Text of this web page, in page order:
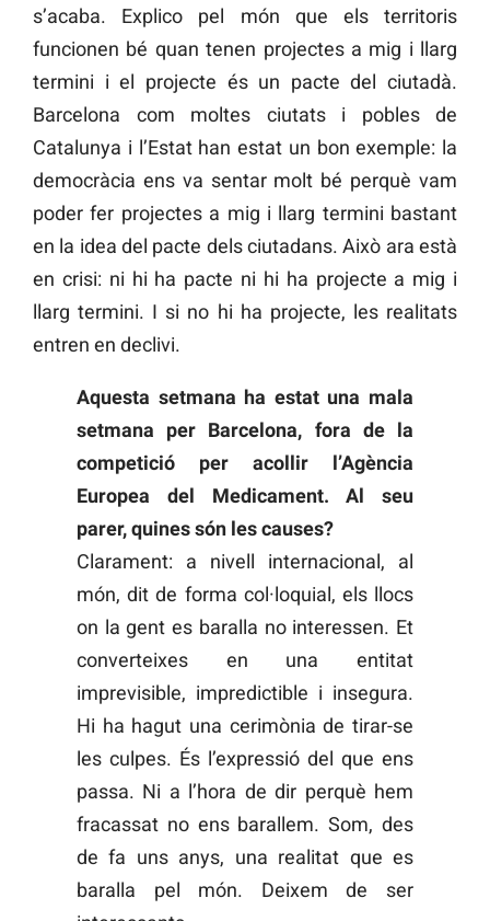
s’acaba. Explico pel món que els territoris
funcionen bé quan tenen projectes a mig i llarg
termini i el projecte és un pacte del ciutadà.
Barcelona com moltes ciutats i pobles de
Catalunya i l’Estat han estat un bon exemple: la
democràcia ens va sentar molt bé perquè vam
poder fer projectes a mig i llarg termini bastant
en la idea del pacte dels ciutadans. Això ara està
en crisi: ni hi ha pacte ni hi ha projecte a mig i
llarg termini. I si no hi ha projecte, les realitats
entren en declivi.
Aquesta setmana ha estat una mala
setmana per Barcelona, fora de la
competició per acollir l’Agència
Europea del Medicament. Al seu
parer, quines són les causes?
Clarament: a nivell internacional, al
món, dit de forma col·loquial, els llocs
on la gent es baralla no interessen. Et
converteixes en una entitat
imprevisible, impredictible i insegura.
Hi ha hagut una cerimònia de tirar-se
les culpes. És l’expressió del que ens
passa. Ni a l’hora de dir perquè hem
fracassat no ens barallem. Som, des
de fa uns anys, una realitat que es
baralla pel món. Deixem de ser